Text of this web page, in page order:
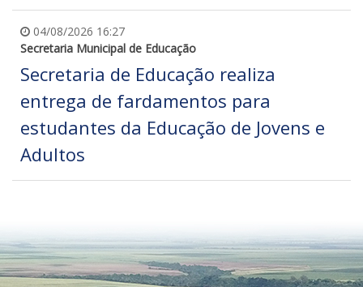
04/08/2026 16:27
Secretaria Municipal de Educação
Secretaria de Educação realiza
entrega de fardamentos para
estudantes da Educação de Jovens e
Adultos